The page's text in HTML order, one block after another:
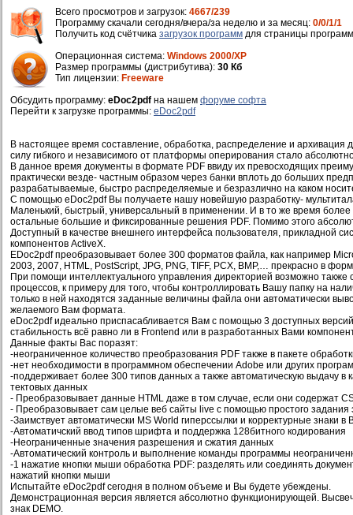
Всего просмотров и загрузок: 4667/239
Программу скачали сегодня/вчера/за неделю и за месяц: 0/0/1/1
Получить код счётчика загрузок программ для страницы
Операционная система: Windows 2000/XP
Размер программы (дистрибутива): 30 Кб
Тип лицензии: Freeware
Обсудить программу: eDoc2pdf на нашем форуме софта
Перейти к загрузке программы: eDoc2pdf
В настоящее время составление, обработка, распределение и архивация
силу гибкого и независимого от платформы оперирования стало
В данное время документы в формате PDF ввиду их превосходящих
практически везде- частным образом через банки вплоть до больших
разрабатываемые, быстро распределяемые и безразлично на каком
С помощью eDoc2pdf Вы получаете нашу новейшую разработку-
Маленький, быстрый, универсальный в применении. И в то же время
остальные большие и фиксированные решения PDF. Помимо этого
Доступный в качестве внешнего интерфейса пользователя, прикладной
компонентов ActiveX.
EDoc2pdf преобразовывает более 300 форматов файла, как например
2003, 2007, HTML, PostScript, JPG, PNG, TIFF, PCX, BMP,… прекрасно в
При помощи интеллектуального управления директорией возможно
процессов, к примеру для того, чтобы контроллировать Вашу папку на
только в ней находятся заданные величины файла они автоматически
желаемого Вам формата.
eDoc2pdf идеально приспасабливается Вам с помощью 3 доступных
стабильность всё равно ли в Frontend или в разработанных Вами
Данные факты Вас поразят:
-неограниченное количество преобразования PDF также в пакете
-нет необходимости в программном обеспечении Adobe или других
-поддерживает более 300 типов данных а также автоматическую выдачу в
тектовых данных
- Преобразовывает данные HTML даже в том случае, если они содержат
- Преобразовывает сам целые веб сайты live с помощью простого задания
-Заимствует автоматически MS World гиперссылки и корректурные знаки
-Автоматичский ввод типов шрифта и поддержка 128битного кодирования
-Неограниченные значения разрешения и сжатия данных
-Автоматический контроль и выполнение команды программы
-1 нажатие кнопки мыши обработка PDF: разделять или соединять
нажатий кнопки мыши
Испытайте eDoc2pdf сегодня в полном объеме и Вы будете убеждены.
Демонстрационная версия является абсолютно функционирующей.
знак DEMO.